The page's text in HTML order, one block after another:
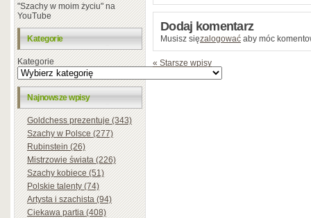
"Szachy w moim życiu" na
YouTube
Kategorie
Kategorie
Najnowsze wpisy
Goldchess prezentuje (343)
Szachy w Polsce (277)
Rubinstein (26)
Mistrzowie świata (226)
Szachy kobiece (51)
Polskie talenty (74)
Artysta i szachista (94)
Ciekawa partia (408)
Dodaj komentarz
Musisz sięzalogować aby móc
« Starsze wpisy